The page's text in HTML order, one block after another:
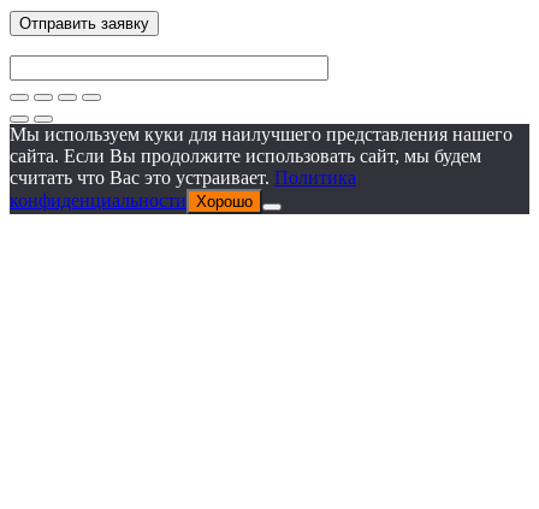
Мы используем куки для наилучшего представления нашего
сайта. Если Вы продолжите использовать сайт, мы будем
считать что Вас это устраивает. Политика
конфиденциальности Хорошо